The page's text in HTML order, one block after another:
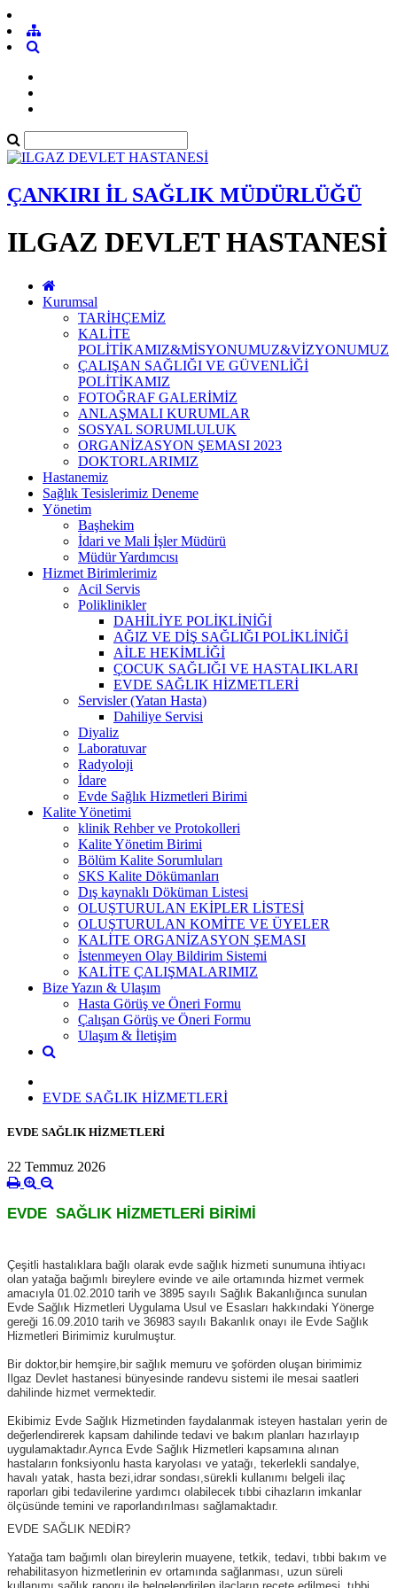
ÇANKIRI İL SAĞLIK MÜDÜRLÜĞÜ
ILGAZ DEVLET HASTANESİ
Kurumsal
TARİHÇEMİZ
KALİTE
POLİTİKAMIZ&MİSYONUMUZ&VİZYONUMUZ
ÇALIŞAN SAĞLIĞI VE GÜVENLİĞİ
POLİTİKAMIZ
FOTOĞRAF GALERİMİZ
ANLAŞMALI KURUMLAR
SOSYAL SORUMLULUK
ORGANİZASYON ŞEMASI 2023
DOKTORLARIMIZ
Hastanemiz
Sağlık Tesislerimiz Deneme
Yönetim
Başhekim
İdari ve Mali İşler Müdürü
Müdür Yardımcısı
Hizmet Birimlerimiz
Acil Servis
Poliklinikler
DAHİLİYE POLİKLİNİĞİ
AĞIZ VE DİŞ SAĞLIĞI POLİKLİNİĞİ
AİLE HEKİMLİĞİ
ÇOCUK SAĞLIĞI VE HASTALIKLARI
EVDE SAĞLIK HİZMETLERİ
Servisler (Yatan Hasta)
Dahiliye Servisi
Diyaliz
Laboratuvar
Radyoloji
İdare
Evde Sağlık Hizmetleri Birimi
Kalite Yönetimi
klinik Rehber ve Protokolleri
Kalite Yönetim Birimi
Bölüm Kalite Sorumluları
SKS Kalite Dökümanları
Dış kaynaklı Döküman Listesi
OLUŞTURULAN EKİPLER LİSTESİ
OLUŞTURULAN KOMİTE VE ÜYELER
KALİTE ORGANİZASYON ŞEMASI
İstenmeyen Olay Bildirim Sistemi
KALİTE ÇALIŞMALARIMIZ
Bize Yazın & Ulaşım
Hasta Görüş ve Öneri Formu
Çalışan Görüş ve Öneri Formu
Ulaşım & İletişim
EVDE SAĞLIK HİZMETLERİ
EVDE SAĞLIK HİZMETLERİ
22 Temmuz 2026
EVDE SAĞLIK HİZMETLERİ BİRİMİ
Çeşitli hastalıklara bağlı olarak evde sağlık hizmeti sunumuna ihtiyacı
olan yatağa bağımlı bireylere evinde ve aile ortamında hizmet vermek
amacıyla 01.02.2010 tarih ve 3895 sayılı Sağlık Bakanlığınca sunulan
Evde Sağlık Hizmetleri Uygulama Usul ve Esasları hakkındaki Yönerge
gereği 16.09.2010 tarih ve 36983 sayılı Bakanlık onayı ile Evde Sağlık
Hizmetleri Birimimiz kurulmuştur.
Bir doktor,bir hemşire,bir sağlık memuru ve şoförden oluşan birimimiz
Ilgaz Devlet hastanesi bünyesinde randevu sistemi ile mesai saatleri
dahilinde hizmet vermektedir.
Ekibimiz Evde Sağlık Hizmetinden faydalanmak isteyen hastaları yerin de
değerlendirerek kapsam dahilinde tedavi ve bakım planları hazırlayıp
uygulamaktadır.Ayrıca Evde Sağlık Hizmetleri kapsamına alınan
hastaların fonksiyonlu hasta karyolası ve yatağı, tekerlekli sandalye,
havalı yatak, hasta bezi,idrar sondası,sürekli kullanımı belgeli ilaç
raporları gibi tedavilerine yardımcı olabilecek tıbbi cihazların imkanlar
ölçüsünde temini ve raporlandırılması sağlamaktadır.
EVDE SAĞLIK NEDİR?
Yatağa tam bağımlı olan bireylerin muayene, tetkik, tedavi, tıbbi bakım ve
rehabilitasyon hizmetlerinin ev ortamında sağlanması, uzun süreli